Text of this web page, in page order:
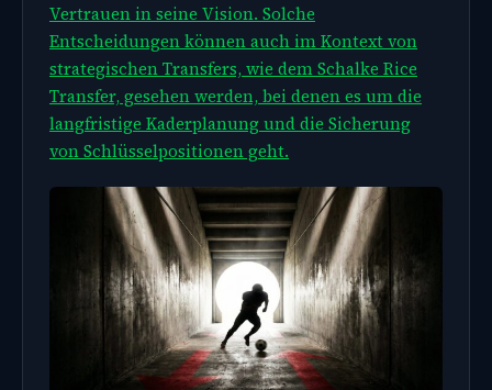
Vertrauen in seine Vision. Solche
Entscheidungen können auch im Kontext von
strategischen Transfers, wie demSchalke Rice
Transfer, gesehen werden, bei denen es um die
langfristige Kaderplanung und die Sicherung
von Schlüsselpositionen geht.